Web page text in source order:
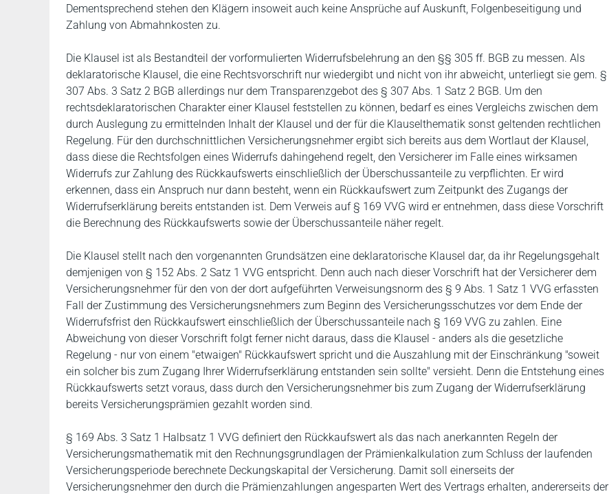
Dementsprechend stehen den Klägern insoweit auch keine Ansprüche auf Auskunft, Folgenbeseitigung und
Zahlung von Abmahnkosten zu.
Die Klausel ist als Bestandteil der vorformulierten Widerrufsbelehrung an den §§ 305 ff. BGB zu messen. Als
deklaratorische Klausel, die eine Rechtsvorschrift nur wiedergibt und nicht von ihr abweicht, unterliegt sie gem. §
307 Abs. 3 Satz 2 BGB allerdings nur dem Transparenzgebot des § 307 Abs. 1 Satz 2 BGB. Um den
rechtsdeklaratorischen Charakter einer Klausel feststellen zu können, bedarf es eines Vergleichs zwischen dem
durch Auslegung zu ermittelnden Inhalt der Klausel und der für die Klauselthematik sonst geltenden rechtlichen
Regelung. Für den durchschnittlichen Versicherungsnehmer ergibt sich bereits aus dem Wortlaut der Klausel,
dass diese die Rechtsfolgen eines Widerrufs dahingehend regelt, den Versicherer im Falle eines wirksamen
Widerrufs zur Zahlung des Rückkaufswerts einschließlich der Überschussanteile zu verpflichten. Er wird
erkennen, dass ein Anspruch nur dann besteht, wenn ein Rückkaufswert zum Zeitpunkt des Zugangs der
Widerrufserklärung bereits entstanden ist. Dem Verweis auf § 169 VVG wird er entnehmen, dass diese Vorschrift
die Berechnung des Rückkaufswerts sowie der Überschussanteile näher regelt.
Die Klausel stellt nach den vorgenannten Grundsätzen eine deklaratorische Klausel dar, da ihr Regelungsgehalt
demjenigen von § 152 Abs. 2 Satz 1 VVG entspricht. Denn auch nach dieser Vorschrift hat der Versicherer dem
Versicherungsnehmer für den von der dort aufgeführten Verweisungsnorm des § 9 Abs. 1 Satz 1 VVG erfassten
Fall der Zustimmung des Versicherungsnehmers zum Beginn des Versicherungsschutzes vor dem Ende der
Widerrufsfrist den Rückkaufswert einschließlich der Überschussanteile nach § 169 VVG zu zahlen. Eine
Abweichung von dieser Vorschrift folgt ferner nicht daraus, dass die Klausel - anders als die gesetzliche
Regelung - nur von einem "etwaigen" Rückkaufswert spricht und die Auszahlung mit der Einschränkung "soweit
ein solcher bis zum Zugang Ihrer Widerrufserklärung entstanden sein sollte" versieht. Denn die Entstehung eines
Rückkaufswerts setzt voraus, dass durch den Versicherungsnehmer bis zum Zugang der Widerrufserklärung
bereits Versicherungsprämien gezahlt worden sind.
§ 169 Abs. 3 Satz 1 Halbsatz 1 VVG definiert den Rückkaufswert als das nach anerkannten Regeln der
Versicherungsmathematik mit den Rechnungsgrundlagen der Prämienkalkulation zum Schluss der laufenden
Versicherungsperiode berechnete Deckungskapital der Versicherung. Damit soll einerseits der
Versicherungsnehmer den durch die Prämienzahlungen angesparten Wert des Vertrags erhalten, andererseits der